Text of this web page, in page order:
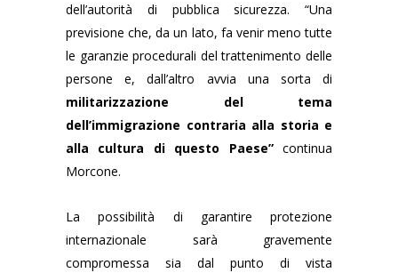
dell’autorità di pubblica sicurezza. “Una
previsione che, da un lato, fa venir meno tutte
le garanzie procedurali del trattenimento delle
persone e, dall’altro avvia una sorta di
militarizzazione del tema
dell’immigrazione contraria alla storia e
alla cultura di questo Paese” continua
Morcone.
La possibilità di garantire protezione
internazionale sarà gravemente
compromessa sia dal punto di vista